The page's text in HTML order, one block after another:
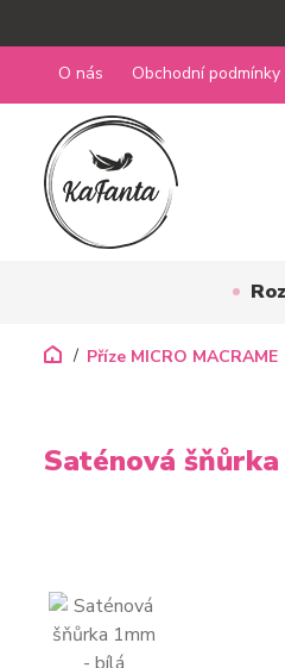
O nás Obchodní podmínky
Příze MICRO MACRAME
Saténová